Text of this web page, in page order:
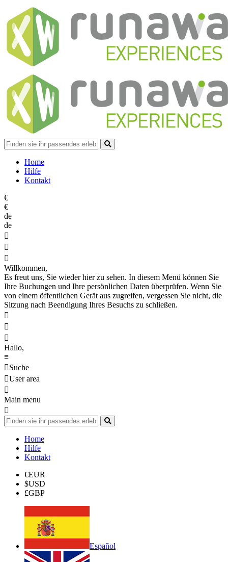
Home
Hilfe
Kontakt
€
€
de
de



Willkommen,
Es freut uns, Sie wieder hier zu sehen. In diesem Menü können Sie
Ihre Buchungen und Ihre persönlichen Daten überprüfen. Wenn Sie
von einem öffentlichen Gerät aus zugreifen, vergessen Sie nicht, die
Sitzung nach Beendigung Ihres Besuchs zu schließen.



Hallo,
≡
Suche
User area

Main menu

Home
Hilfe
Kontakt
€EUR
$USD
£GBP
Español